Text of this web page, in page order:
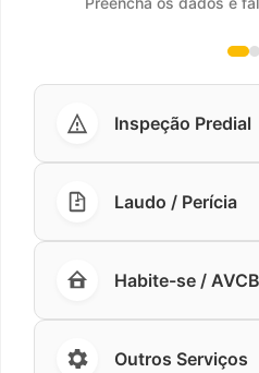
Inspeção Predial
Laudo / Perícia
Habite-se / AVCB
Outros Serviços